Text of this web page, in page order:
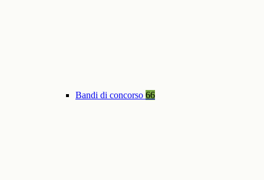
Bandi di concorso 66